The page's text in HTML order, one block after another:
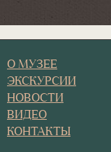
О МУЗЕЕ
ЭКСКУРСИИ
НОВОСТИ
ВИДЕО
КОНТАКТЫ